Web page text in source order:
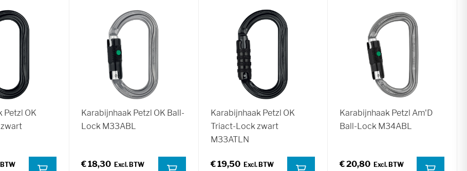
Petzl OK
Karabijnhaak Petzl OK Ball-
Lock M33ABL
€ 18,30
Karabijnhaak Petzl OK
Triact-Lock zwart
M33ATLN
€ 19,50
Karabijnhaak Petzl Am'D
Ball-Lock M34ABL
€ 20,80